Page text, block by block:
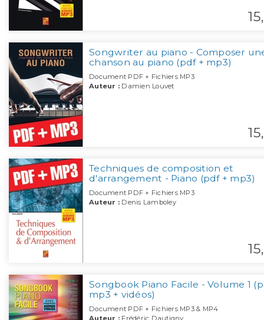
15,
Songwriter au piano - Composer
chanson au piano (pdf + mp3)
Document PDF + Fichiers MP3
Auteur : Damien Louvet
15,
Techniques de composition et
d'arrangement - Piano (pdf + mp3)
Document PDF + Fichiers MP3
Auteur : Denis Lamboley
15,
Songbook Piano Facile - Volume 1
mp3 + vidéos)
Document PDF + Fichiers MP3 & MP4